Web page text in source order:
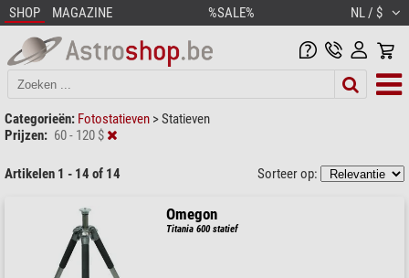
SHOP MAGAZINE %SALE% NL / $
Categorieën: Fotostatieven >Statieven
Prijzen: 60 - 120 $
Artikelen 1 - 14 of 14 Sorteer op:
Omegon
Titania 600 statief